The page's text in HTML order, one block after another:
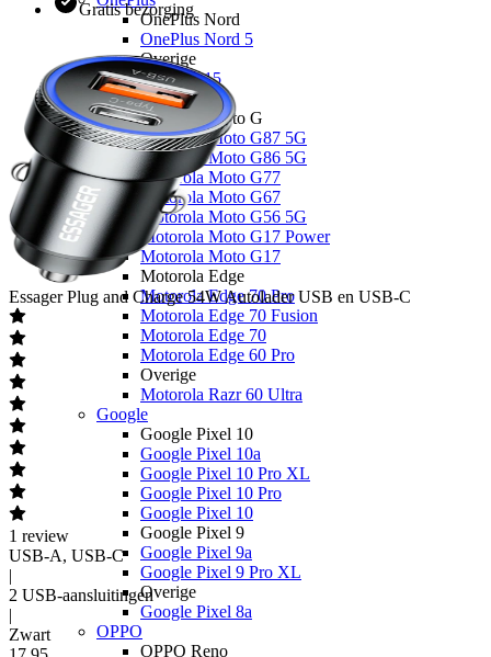
OnePlus Nord
OnePlus Nord 5
Overige
OnePlus 15
Motorola
Motorola Moto G
Motorola Moto G87 5G
Motorola Moto G86 5G
Motorola Moto G77
Motorola Moto G67
Motorola Moto G56 5G
Motorola Moto G17 Power
Motorola Moto G17
Motorola Edge
Motorola Edge 70 Pro
Motorola Edge 70 Fusion
Motorola Edge 70
Motorola Edge 60 Pro
Overige
Motorola Razr 60 Ultra
Google
Google Pixel 10
Google Pixel 10a
Google Pixel 10 Pro XL
Google Pixel 10 Pro
Google Pixel 10
Google Pixel 9
Google Pixel 9a
Google Pixel 9 Pro XL
Overige
Google Pixel 8a
OPPO
OPPO Reno
Gratis bezorging
Essager Plug and Charge 54W Autolader USB en USB-C
1 review
USB-A, USB-C
|
2 USB-aansluitingen
|
Zwart